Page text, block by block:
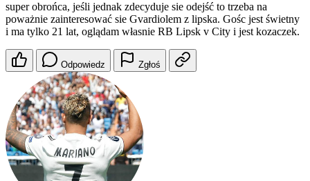
super obrońca, jeśli jednak zdecyduje sie odejść to trzeba na
poważnie zainteresować sie Gvardiolem z lipska. Gośc jest świetny
i ma tylko 21 lat, oglądam własnie RB Lipsk v City i jest kozaczek.
Odpowiedz Zgłoś